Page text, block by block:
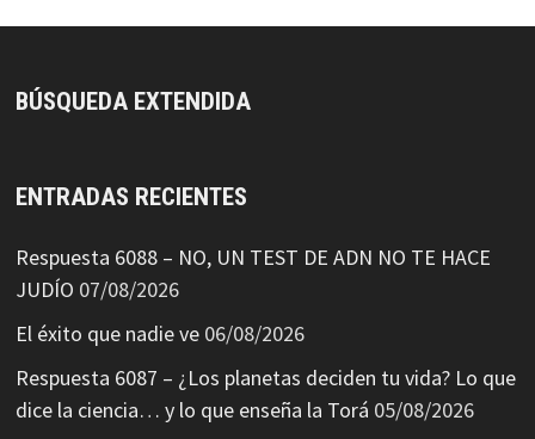
BÚSQUEDA EXTENDIDA
ENTRADAS RECIENTES
Respuesta 6088 – NO, UN TEST DE ADN NO TE HACE
JUDÍO 07/08/2026
El éxito que nadie ve 06/08/2026
Respuesta 6087 – ¿Los planetas deciden tu vida? Lo que
dice la ciencia… y lo que enseña la Torá 05/08/2026